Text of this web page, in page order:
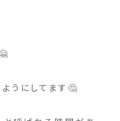
うにしてます🤔